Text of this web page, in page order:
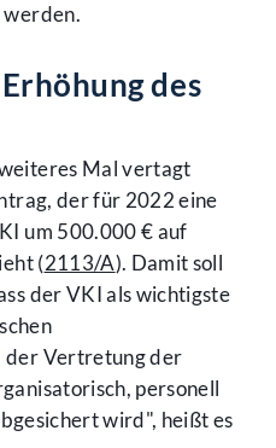
des
Mal vertagt
der für 2022 eine
um 500.000 € auf
(2113/A). Damit soll
der VKI als wichtigste
der Vertretung der
personell
wird", heißt es